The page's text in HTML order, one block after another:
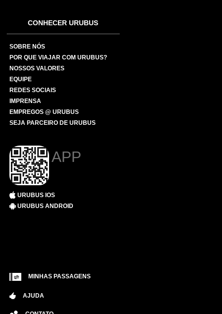
CONHECER URUBUS
SOBRE NÓS
POR QUE VIAJAR COM URUBUS?
NOSSOS VALORES
EQUIPE
REDES SOCIAIS
IMPRENSA
EMPREGOS @ URUBUS
SEJA PARCEIRO DE URUBUS
APP
URUBUS IOS
URUBUS ANDROID
MINHAS PASSAGENS
AJUDA